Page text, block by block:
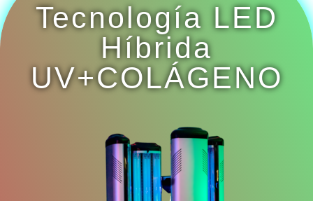
Tecnología LED
Híbrida
UV+COLÁGENO